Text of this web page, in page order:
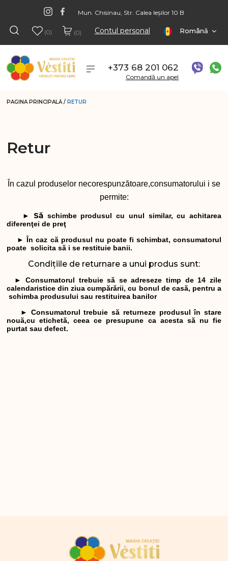
Mun. Chisinau, Str. Calea Ieșilor 10 B
(0) (0) Contul personal Română
+373 68 201 062
Comandă un apel
PAGINA PRINCIPALĂ / RETUR
Retur
În cazul produselor necorespunzătoare,consumatorului i se
permite:
► Să schimbe produsul cu unul similar, cu achitarea
diferenţei de preţ
► În caz că produsul nu poate fi schimbat, consumatorul
poate solicita să i se restituie banii.
Condițiile de returnare a unui produs sunt:
►
Consumatorul trebuie să se adreseze timp de 14 zile
calendaristice din ziua cumpărării, cu bonul de casă, pentru a
schimba produsului sau restituirea banilor
► Consumatorul trebuie să returneze produsul în stare
nouă,cu etichetă, ceea ce presupune ca acesta să nu fie
purtat sau defect.